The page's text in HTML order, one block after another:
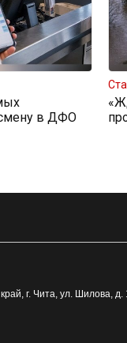
в ДФО
г. Чита, ул. Шилова, д.